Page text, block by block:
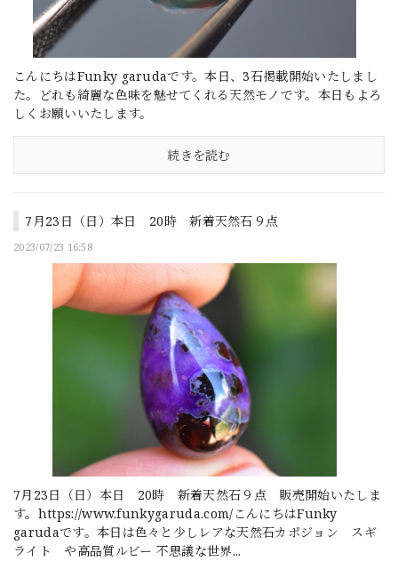
こんにちはFunky garudaです。本日、3石掲載開始いたしまし
た。どれも綺麗な色味を魅せてくれる天然モノです。本日もよろ
しくお願いいたします。
続きを読む
7月23日（日）本日 20時 新着天然石９点
2023/07/23 16:58
7月23日（日）本日 20時 新着天然石９点 販売開始いたしま
す。https://www.funkygaruda.com/こんにちはFunky
garudaです。本日は色々と少しレアな天然石カポジョン スギ
ライト や高品質ルビー 不思議な世界...